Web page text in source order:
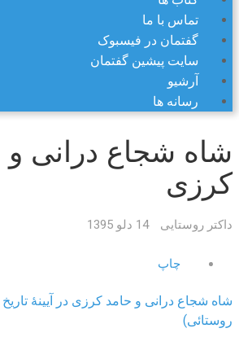
تماس با ما
گفتمان در فیسبوک
سایت پیشین گفتمان
آرشیو
رسانه ها
شاه شجاع درانی و
کرزی
داکتر روستایی 14 دلو 1395
چاپ
شاه شجاع درانی و حامد کرزی در آیینۀ تاریخ
روستائی)